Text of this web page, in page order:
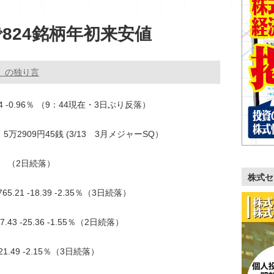
銘柄年初来安値
の独り言
％ （9：44現在・3日ぶり反落）
万2909円45銭 (3/13 3月メジャーSQ）
2日続落）
-18.39 -2.35％（3日続落）
-25.36 -1.55％（2日続落）
-2.15％（3日続落）
株式